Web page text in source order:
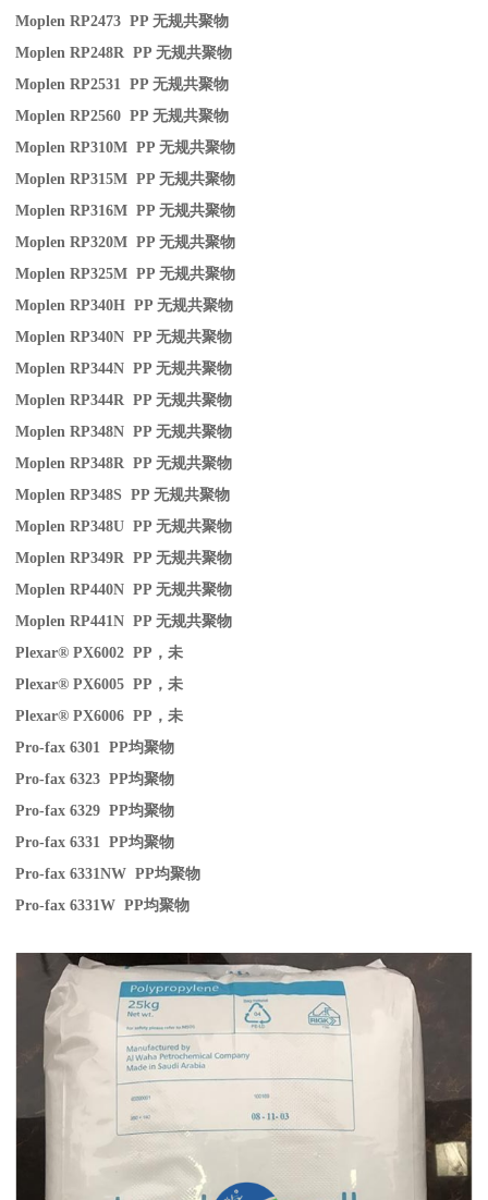
Moplen RP2473 PP无规共聚物
Moplen RP248R PP无规共聚物
Moplen RP2531 PP无规共聚物
Moplen RP2560 PP无规共聚物
Moplen RP310M PP无规共聚物
Moplen RP315M PP无规共聚物
Moplen RP316M PP无规共聚物
Moplen RP320M PP无规共聚物
Moplen RP325M PP无规共聚物
Moplen RP340H PP无规共聚物
Moplen RP340N PP无规共聚物
Moplen RP344N PP无规共聚物
Moplen RP344R PP无规共聚物
Moplen RP348N PP无规共聚物
Moplen RP348R PP无规共聚物
Moplen RP348S PP无规共聚物
Moplen RP348U PP无规共聚物
Moplen RP349R PP无规共聚物
Moplen RP440N PP无规共聚物
Moplen RP441N PP无规共聚物
Plexar® PX6002 PP ，未
Plexar® PX6005 PP ，未
Plexar® PX6006 PP ，未
Pro-fax 6301 PP均聚物
Pro-fax 6323 PP均聚物
Pro-fax 6329 PP均聚物
Pro-fax 6331 PP均聚物
Pro-fax 6331NW PP均聚物
Pro-fax 6331W PP均聚物